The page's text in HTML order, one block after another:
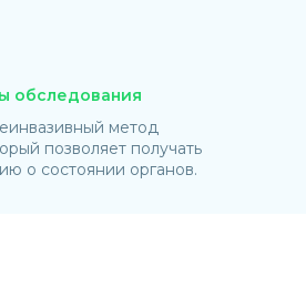
обследования
метод
позволяет получать
о состоянии органов.